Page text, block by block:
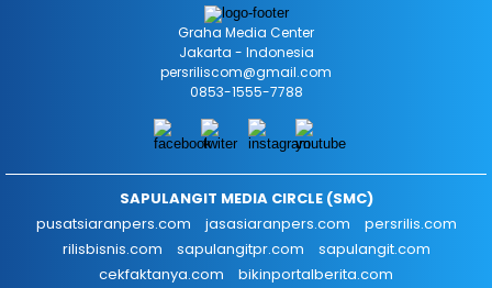
Graha Media Center
Jakarta - Indonesia
persriliscom@gmail.com
0853-1555-7788
SAPULANGIT MEDIA CIRCLE (SMC)
pusatsiaranpers.com
jasasiaranpers.com
persrilis.com
rilisbisnis.com
sapulangitpr.com
sapulangit.com
cekfaktanya.com
bikinportalberita.com